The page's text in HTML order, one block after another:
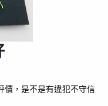
價，是不是有違犯不守信